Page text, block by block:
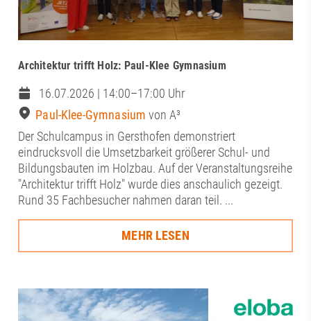
Architektur trifft Holz: Paul-Klee Gymnasium
16.07.2026 | 14:00–17:00 Uhr
Paul-Klee-Gymnasium von A³
Der Schulcampus in Gersthofen demonstriert
eindrucksvoll die Umsetzbarkeit größerer Schul- und
Bildungsbauten im Holzbau. Auf der Veranstaltungsreihe
"Architektur trifft Holz" wurde dies anschaulich gezeigt.
Rund 35 Fachbesucher nahmen daran teil. ...
MEHR LESEN